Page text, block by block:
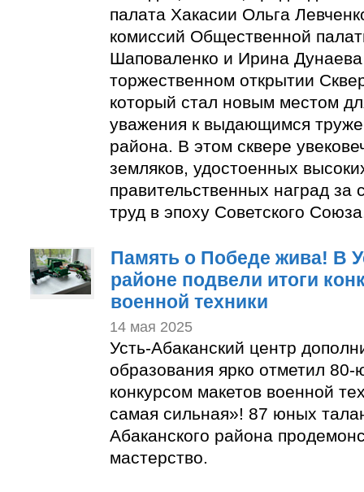
палата Хакасии Ольга
комиссий Общественной
Шаповаленко и Ирина
торжественном открытии
который стал новым местом
уважения к выдающимся
района. В этом сквере
земляков, удостоенных
правительственных наград
труд в эпоху Советского
Память о Победе жива! В
районе подвели итоги
военной техники
14 мая 2025
Усть-Абаканский центр
образования ярко отметил
конкурсом макетов военной
самая сильная»! 87 юных
Абаканского района
мастерство.